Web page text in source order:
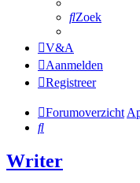
Zoek
V&A
Aanmelden
Registreer
Forumoverzicht
Zoek
Writer